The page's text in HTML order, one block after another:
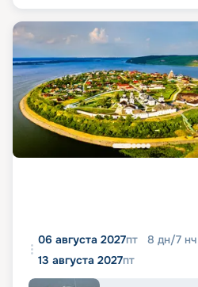
06 августа 2027пт 8 дн/7 нч
13 августа 2027пт